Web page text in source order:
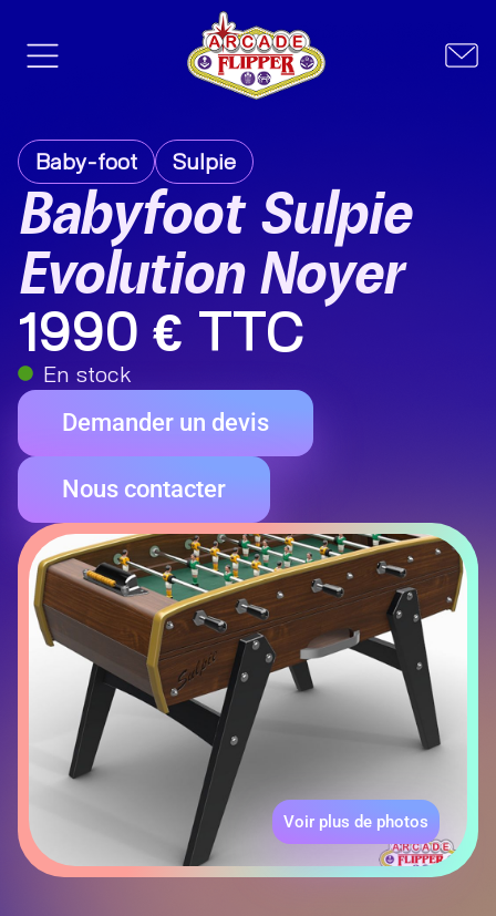
Baby-foot Sulpie
Babyfoot Sulpie
Evolution Noyer
1990 € TTC
En stock
Demander un devis
Nous contacter
Voir plus de photos